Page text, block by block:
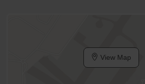
View Map